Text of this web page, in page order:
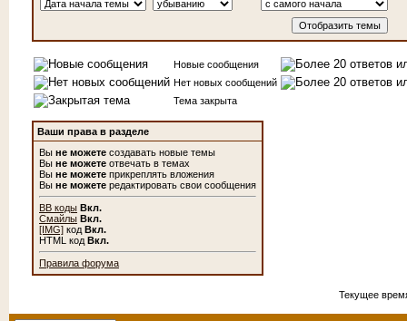
Новые сообщения
Нет новых сообщений
Тема закрыта
Ваши права в разделе
Вы не можете создавать новые темы
Вы не можете отвечать в темах
Вы не можете прикреплять вложения
Вы не можете редактировать свои сообщения
BB коды Вкл.
Смайлы Вкл.
[IMG] код Вкл.
HTML код Вкл.
Правила форума
Текущее